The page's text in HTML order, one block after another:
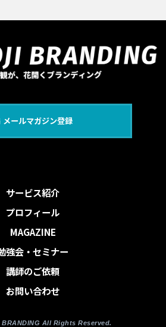
メールマガジン登録
サービス紹介
プロフィール
MAGAZINE
強会・セミナー
講師のご依頼
お問い合わせ
BRANDING All Rights Reserved.